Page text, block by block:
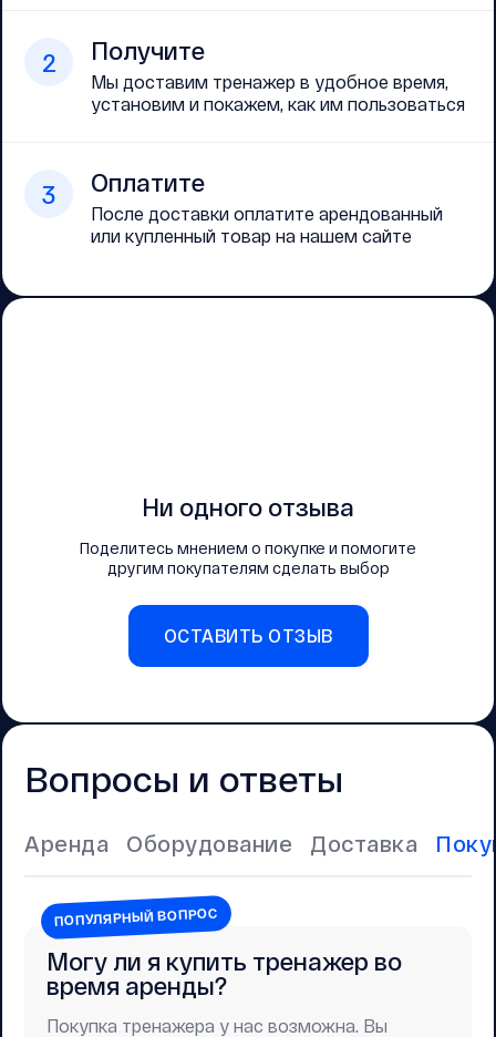
2 Получите
Мы доставим тренажер в удобное время,
установим и покажем, как им пользоваться
3 Оплатите
После доставки оплатите арендованный
или купленный товар на нашем сайте
Ни одного отзыва
Поделитесь мнением о покупке и помогите
другим покупателям сделать выбор
ОСТАВИТЬ ОТЗЫВ
Вопросы и ответы
Аренда Оборудование Доставка
ПОПУЛЯРНЫЙ ВОПРОС
Могу ли я купить тренажер во
время аренды?
Покупка тренажера у нас возможна. Вы